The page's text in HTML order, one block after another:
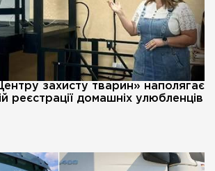
захисту тварин» наполягає
реєстрації домашніх улюбленців